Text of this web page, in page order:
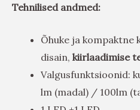
Tehnilised andmed:
Õhuke ja kompaktne
disain, kiirlaadimise
Valgusfunktsioonid:
lm (madal) / 100lm